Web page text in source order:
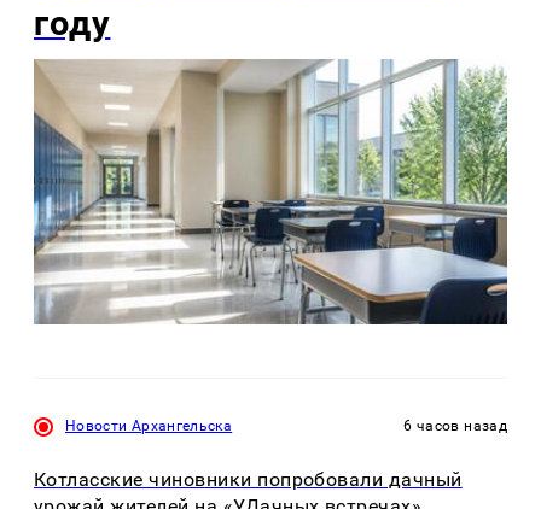
году
Новости Архангельска 6 часов назад
Котласские чиновники попробовали дачный